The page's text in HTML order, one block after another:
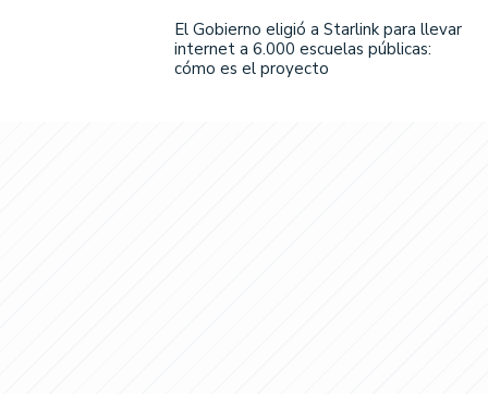
El Gobierno eligió a Starlink para llevar
internet a 6.000 escuelas públicas:
cómo es el proyecto